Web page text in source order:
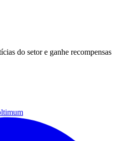
do setor e ganhe recompensas